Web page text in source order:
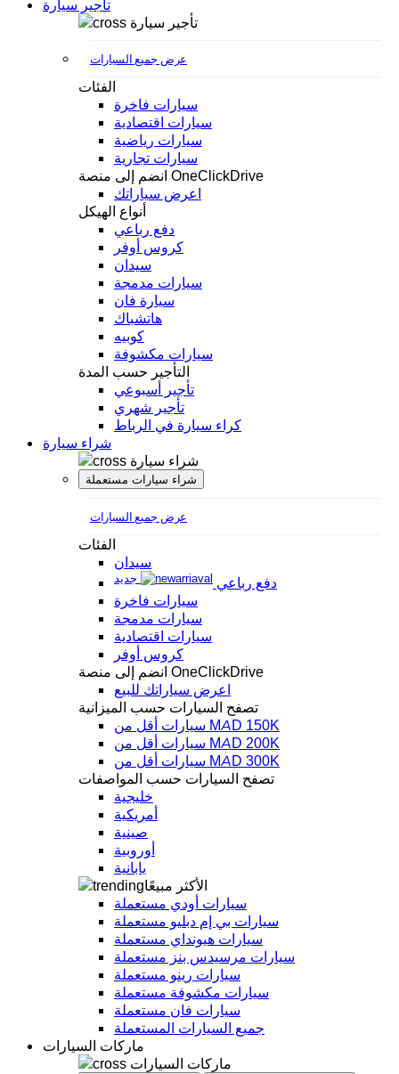
تأجير سيارة
تأجير سيارة
عرض جميع السيارات
الفئات
سيارات فاخرة
سيارات اقتصادية
سيارات رياضية
سيارات تجارية
انضم إلى منصة OneClickDrive
اعرض سياراتك
أنواع الهيكل
دفع رباعي
كروس أوفر
سيدان
سيارات مدمجة
سيارة فان
هاتشباك
كوبيه
سيارات مكشوفة
التأجير حسب المدة
تأجير أسبوعي
تأجير شهري
كراء سيارة في الرباط
شراء سيارة
شراء سيارة
شراء سيارات مستعملة
عرض جميع السيارات
الفئات
سيدان
دفع رباعي
جديد
سيارات فاخرة
سيارات مدمجة
سيارات اقتصادية
كروس أوفر
انضم إلى منصة OneClickDrive
اعرض سياراتك للبيع
تصفح السيارات حسب الميزانية
سيارات أقل من MAD 150K
سيارات أقل من MAD 200K
سيارات أقل من MAD 300K
تصفح السيارات حسب المواصفات
خليجية
أمريكية
صينية
أوروبية
يابانية
الأكثر مبيعًا
سيارات أودي مستعملة
سيارات بي إم دبليو مستعملة
سيارات هيونداي مستعملة
سيارات مرسيدس بنز مستعملة
سيارات رينو مستعملة
سيارات مكشوفة مستعملة
سيارات فان مستعملة
جميع السيارات المستعملة
ماركات السيارات
ماركات السيارات